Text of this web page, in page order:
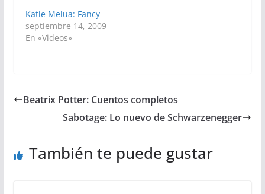
Katie Melua: Fancy
septiembre 14, 2009
En «Videos»
Beatrix Potter: Cuentos completos
Sabotage: Lo nuevo de Schwarzenegger
También te puede gustar